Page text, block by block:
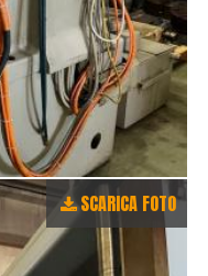
SCARICA FOTO